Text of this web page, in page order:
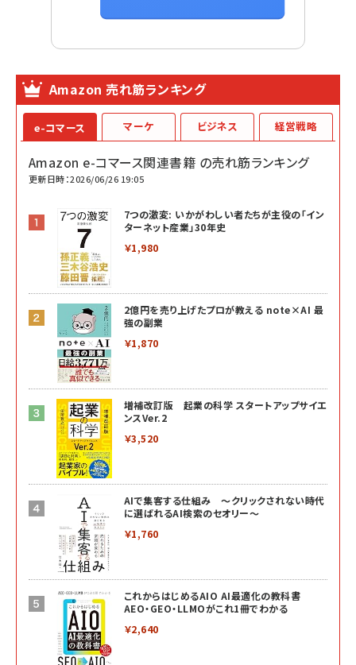
Amazon 売れ筋ランキング
e-コマース
Amazon e-コマース関連書籍 の売れ筋ランキング
更新日時：2026/06/26 19:05
7つの激変: いかがわしい者たちが主役の「イン
ターネット産業」30年史
￥1,980
2億円を売り上げたプロが教える note×AI 最
強の副業
￥1,870
増補改訂版 起業の科学 スタートアップサイエ
ンスVer.2
￥3,520
AIで集客する仕組み ～クリックされない時代
に選ばれるAI検索のセオリー～
￥1,760
これからはじめるAIO AI最適化の教科書
AEO・GEO・LLMOがこれ1冊でわかる
￥2,640
マーケ ビジネス 経営戦略